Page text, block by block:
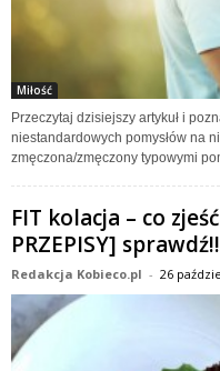
Miłość
Przeczytaj dzisiejszy artykuł i
niestandardowych pomysłów na
zmęczona/zmęczony typowymi
FIT kolacja – co
PRZEPISY] sprawdź!!
Redakcja Kobieco.pl - 26